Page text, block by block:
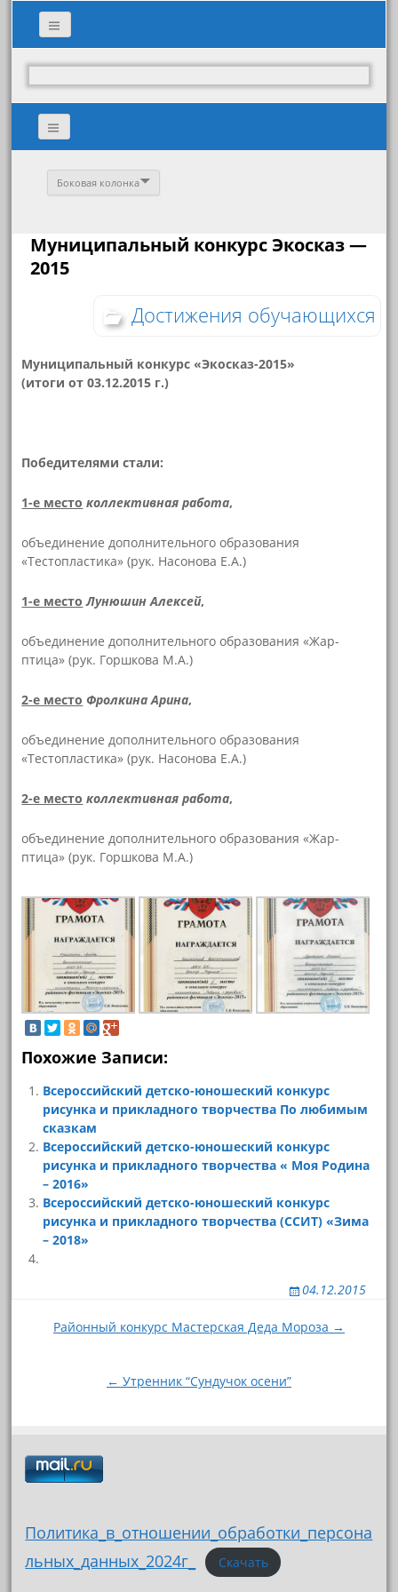
Боковая колонка
Муниципальный конкурс Экосказ —
2015
Достижения обучающихся
Муниципальный конкурс «Экосказ-2015»
(итоги от 03.12.2015 г.)
Победителями стали:
1-е место коллективная работа,
объединение дополнительного образования
«Тестопластика» (рук. Насонова Е.А.)
1-е место Лунюшин Алексей,
объединение дополнительного образования «Жар-
птица» (рук. Горшкова М.А.)
2-е место Фролкина Арина,
объединение дополнительного образования
«Тестопластика» (рук. Насонова Е.А.)
2-е место коллективная работа,
объединение дополнительного образования «Жар-
птица» (рук. Горшкова М.А.)
Похожие Записи:
Всероссийский детско-юношеский конкурс
рисунка и прикладного творчества По любимым
сказкам
Всероссийский детско-юношеский конкурс
рисунка и прикладного творчества « Моя Родина
– 2016»
Всероссийский детско-юношеский конкурс
рисунка и прикладного творчества (ССИТ) «Зима
– 2018»
04.12.2015
Навигация
Районный конкурс Мастерская Деда Мороза →
← Утренник “Сундучок осени”
Политика_в_отношении_обработки_персона
льных_данных_2024г_
Скачать